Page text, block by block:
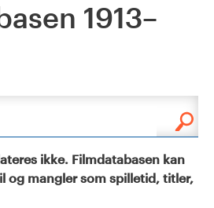
1913–
ikke. Filmdatabasen kan
og mangler som spilletid, titler,